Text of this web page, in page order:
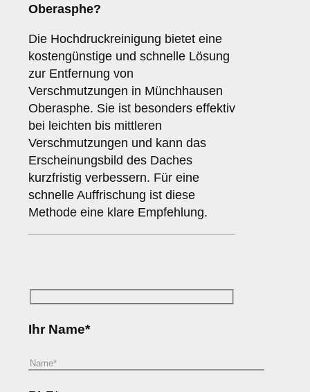
Oberasphe?
Die Hochdruckreinigung bietet eine
kostengünstige und schnelle Lösung
zur Entfernung von
Verschmutzungen in Münchhausen
Oberasphe. Sie ist besonders effektiv
bei leichten bis mittleren
Verschmutzungen und kann das
Erscheinungsbild des Daches
kurzfristig verbessern. Für eine
schnelle Auffrischung ist diese
Methode eine klare Empfehlung.
Ihr Name*